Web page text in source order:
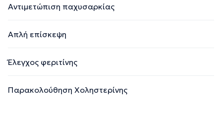
Αντιμετώπιση παχυσαρκίας
Απλή επίσκεψη
Έλεγχος φεριτίνης
Παρακολούθηση Χοληστερίνης